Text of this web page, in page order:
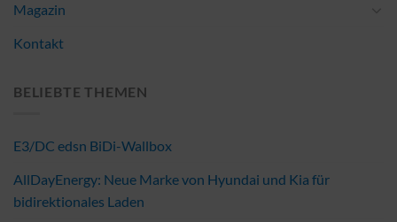
Magazin
Kontakt
BELIEBTE THEMEN
E3/DC edsn BiDi-Wallbox
AllDayEnergy: Neue Marke von Hyundai und Kia für
bidirektionales Laden